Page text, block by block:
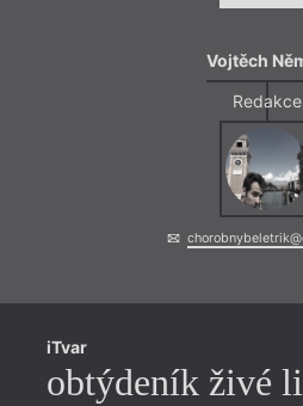
Vojtěch
Redakce
iTvar
obtýdeník živé